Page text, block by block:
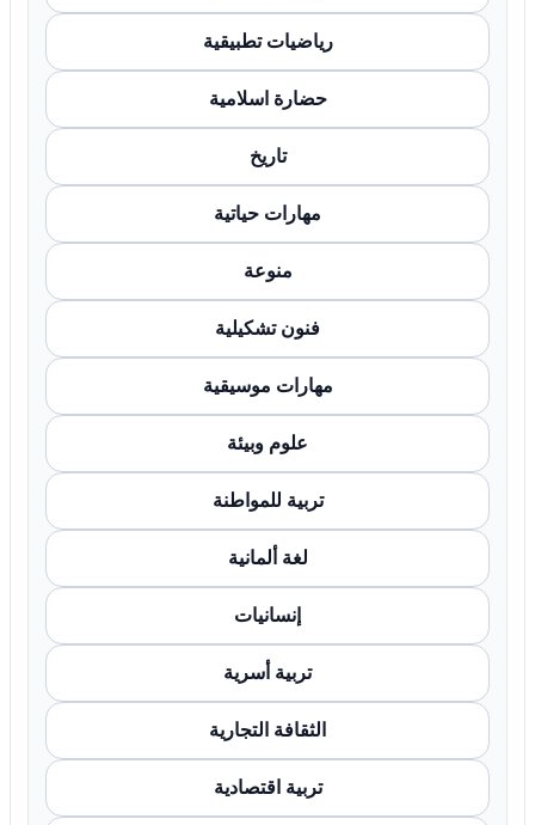
رياضيات تطبيقية
حضارة اسلامية
تاريخ
مهارات حياتية
منوعة
فنون تشكيلية
مهارات موسيقية
علوم وبيئة
تربية للمواطنة
لغة ألمانية
إنسانيات
تربية أسرية
الثقافة التجارية
تربية اقتصادية